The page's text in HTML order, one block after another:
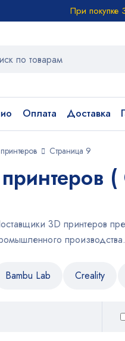
При
Оплата Доставка
Страница 9
3D принтеров
производства.
Bambu Lab Creality